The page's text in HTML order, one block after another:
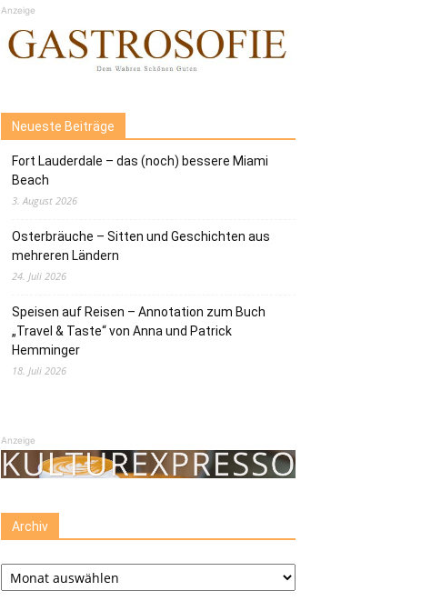
Anzeige
Neueste Beiträge
Fort Lauderdale – das (noch) bessere Miami
Beach
3. August 2026
Osterbräuche – Sitten und Geschichten aus
mehreren Ländern
24. Juli 2026
Speisen auf Reisen – Annotation zum Buch
„Travel & Taste“ von Anna und Patrick
Hemminger
18. Juli 2026
Anzeige
Archiv
Archiv